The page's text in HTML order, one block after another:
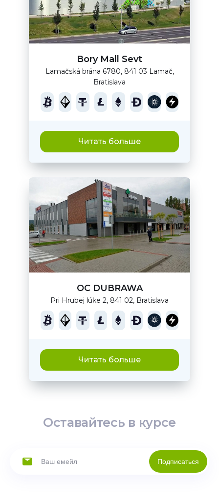
Bory Mall Sevt
Lamačská brána 6780, 841 03 Lamač,
Bratislava
Читать больше
OC DUBRAWA
Pri Hrubej lúke 2, 841 02, Bratislava
Читать больше
Оставайтесь в курсе
Подписаться